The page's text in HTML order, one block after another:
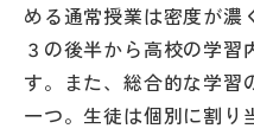
める通常授業は密度が濃
３の後半から高校の学
す。また、総合的な学習
一つ。生徒は個別に割り